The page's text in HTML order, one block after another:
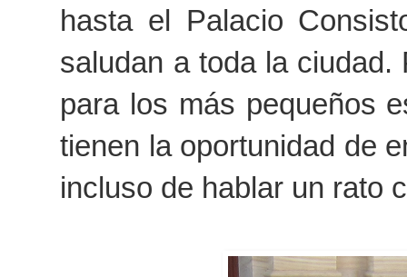
hasta el Palacio
saludan a toda la ciudad.
para los más pequeños
tienen la oportunidad de
incluso de hablar un rato